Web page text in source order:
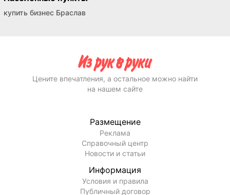
купить бизнес Браслав
Цените впечатления, а остальное можно найти
на нашем сайте
Размещение
Реклама
Справочный центр
Новости и статьи
Информация
Условия и правила
Публичный договор